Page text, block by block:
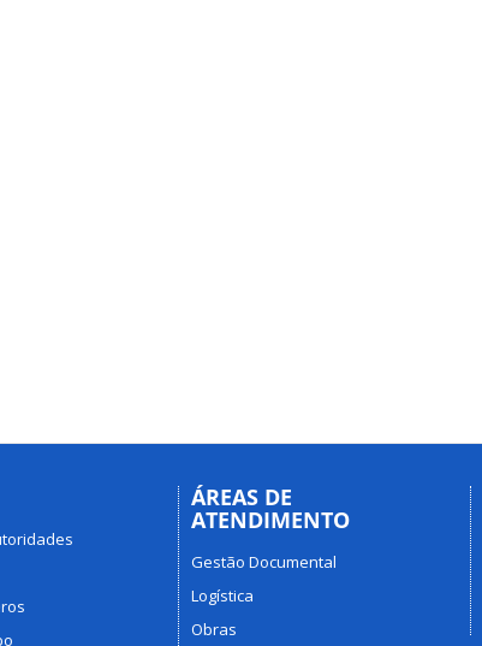
ÁREAS DE
ATENDIMENTO
Gestão Documental
Logística
Obras